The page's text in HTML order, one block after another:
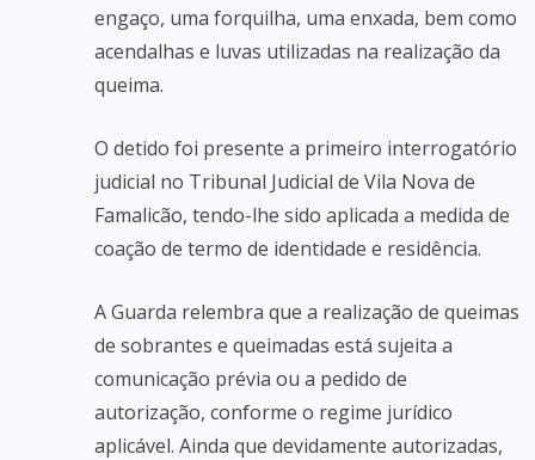
engaço, uma forquilha, uma enxada, bem como
acendalhas e luvas utilizadas na realização da
queima.
O detido foi presente a primeiro interrogatório
judicial no Tribunal Judicial de Vila Nova de
Famalicão, tendo-lhe sido aplicada a medida de
coação de termo de identidade e residência.
A Guarda relembra que a realização de queimas
de sobrantes e queimadas está sujeita a
comunicação prévia ou a pedido de
autorização, conforme o regime jurídico
aplicável. Ainda que devidamente autorizadas,